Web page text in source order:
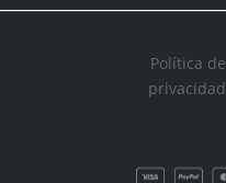
Política de
privacidad